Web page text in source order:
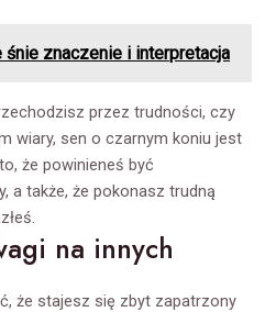
śnie znaczenie i interpretacja
przez trudności, czy
wiary, sen o czarnym koniu jest
że powinieneś być
a także, że pokonasz trudną
na innych
że stajesz się zbyt zapatrzony